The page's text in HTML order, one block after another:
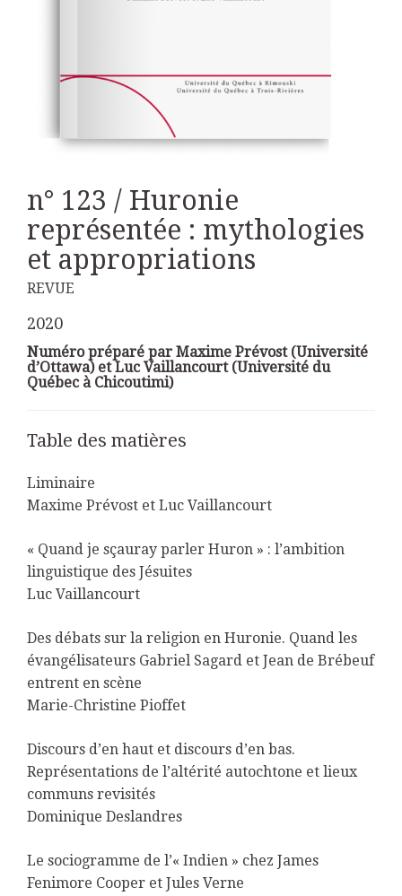
n° 123 / Huronie
représentée : mythologies
et appropriations
REVUE
2020
Numéro préparé par Maxime Prévost (Université
d’Ottawa) et Luc Vaillancourt (Université du
Québec à Chicoutimi)
Table des matières
Liminaire
Maxime Prévost et Luc Vaillancourt
« Quand je sçauray parler Huron » : l’ambition
linguistique des Jésuites
Luc Vaillancourt
Des débats sur la religion en Huronie. Quand les
évangélisateurs Gabriel Sagard et Jean de Brébeuf
entrent en scène
Marie-Christine Pioffet
Discours d’en haut et discours d’en bas.
Représentations de l’altérité autochtone et lieux
communs revisités
Dominique Deslandres
Le sociogramme de l’« Indien » chez James
Fenimore Cooper et Jules Verne